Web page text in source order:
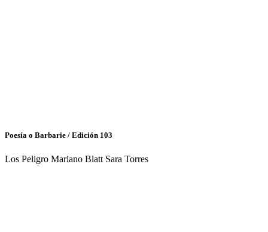
Poesía o Barbarie / Edición 103
Los Peligro Mariano Blatt Sara Torres